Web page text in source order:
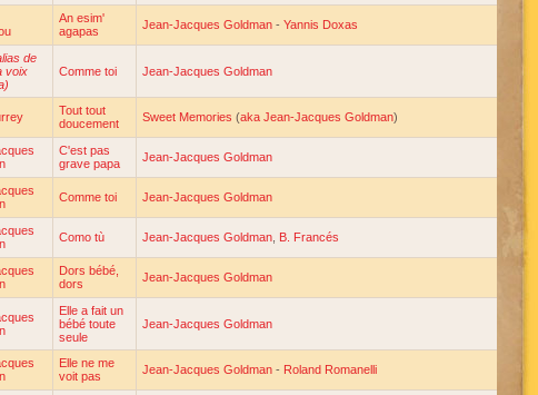
An esim'
agapas
Jean-Jacques Goldman - Yannis Doxas
de
voix
Comme toi Jean-Jacques Goldman
Tout tout
doucement
Sweet Memories (aka Jean-Jacques Goldman)
C'est pas
grave papa
Jean-Jacques Goldman
Comme toi Jean-Jacques Goldman
Como tù Jean-Jacques Goldman B. Francés
Dors bébé,
dors
Jean-Jacques Goldman
Elle a fait un
bébé toute
seule
Jean-Jacques Goldman
Elle ne me
voit pas
Jean-Jacques Goldman - Roland Romanelli